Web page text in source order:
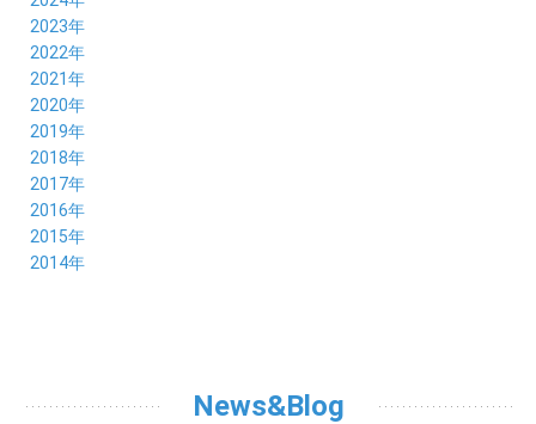
11月 (8)
10月 (8)
09月 (8)
08月 (9)
07月 (7)
06月 (9)
05月 (8)
04月 (8)
03月 (9)
02月 (8)
01月 (8)
12月 (8)
11月 (9)
10月 (8)
09月 (9)
08月 (7)
07月 (8)
06月 (8)
05月 (8)
04月 (8)
03月 (8)
02月 (9)
2023年
12月 (8)
11月 (8)
10月 (8)
09月 (8)
08月 (9)
07月 (9)
06月 (8)
05月 (9)
04月 (9)
03月 (8)
2022年
12月 (9)
11月 (5)
10月 (4)
09月 (5)
08月 (4)
07月 (4)
06月 (5)
05月 (5)
04月 (2)
2021年
12月 (6)
11月 (4)
10月 (3)
09月 (7)
08月 (5)
07月 (4)
06月 (6)
05月 (6)
2020年
12月 (3)
11月 (6)
10月 (7)
09月 (7)
08月 (5)
07月 (5)
06月 (7)
2019年
12月 (9)
11月 (5)
10月 (7)
09月 (11)
08月 (6)
07月 (5)
2018年
12月 (6)
11月 (7)
10月 (6)
09月 (8)
08月 (4)
2017年
12月 (6)
11月 (4)
10月 (5)
2016年
12月 (7)
11月 (4)
2015年
12月 (6)
06月 (2)
2014年
News&Blog